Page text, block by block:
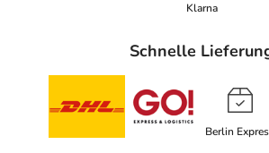
Klarna
Schnelle
Berlin